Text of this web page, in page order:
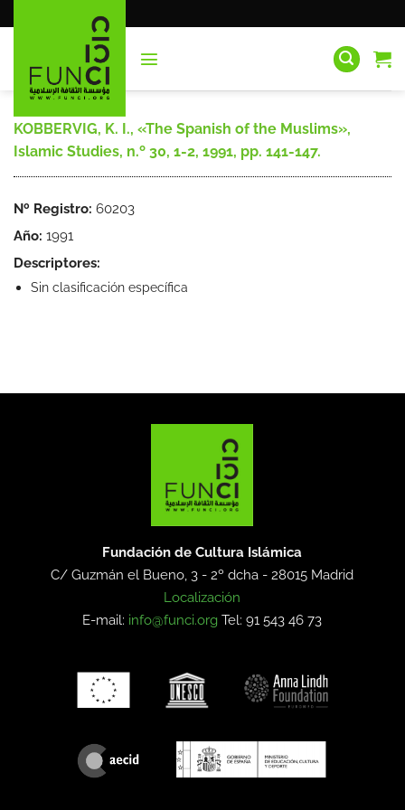
al
KOBBERVIG, K. I., «The Spanish of the Muslims»,
Islamic Studies, n.º 30, 1-2, 1991, pp. 141-147.
Nº Registro: 60203
Año: 1991
Descriptores:
Sin clasificación específica
Fundación de Cultura Islámica
C/ Guzmán el Bueno, 3 - 2º dcha -28015 Madrid
Localización
E-mail: info@funci.org Tel: 91 543 46 73